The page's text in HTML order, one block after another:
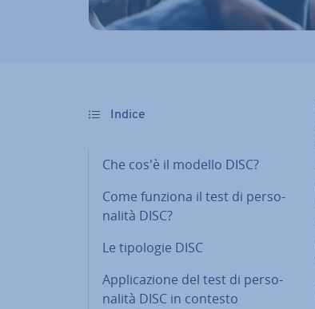
Indice
Che cos'è il modello DISC?
Come funziona il test di per­so­
na­li­tà DISC?
Le tipologie DISC
Ap­pli­ca­zio­ne del test di per­so­
na­li­tà DISC in contesto